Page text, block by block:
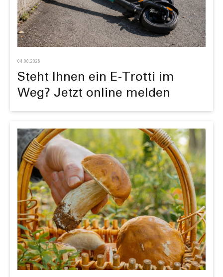
04.08.2026
Steht Ihnen ein E-Trotti im
Weg? Jetzt online melden